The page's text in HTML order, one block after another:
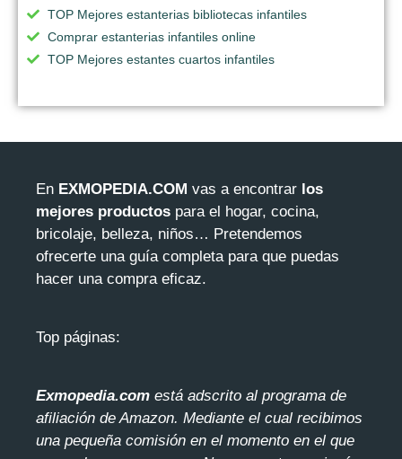
TOP Mejores estanterias bibliotecas infantiles
Comprar estanterias infantiles online
TOP Mejores estantes cuartos infantiles
En EXMOPEDIA.COM vas a encontrar los
mejores productos para el hogar, cocina,
bricolaje, belleza, niños… Pretendemos
ofrecerte una guía completa para que puedas
hacer una compra eficaz.
Top páginas:
Exmopedia.com está adscrito al programa de
afiliación de Amazon. Mediante el cual recibimos
una pequeña comisión en el momento en el que